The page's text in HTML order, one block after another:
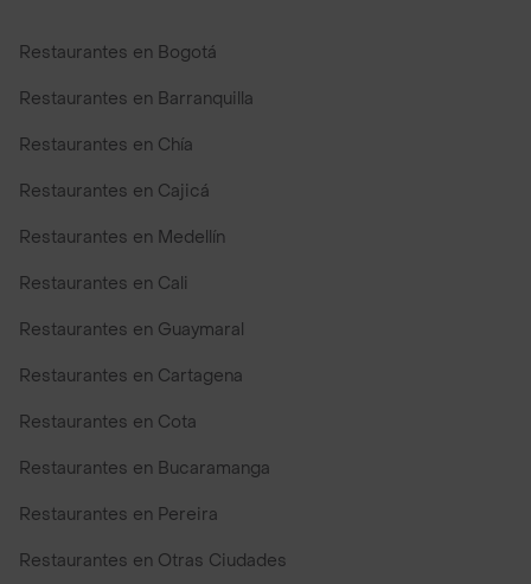
Restaurantes en Bogotá
Restaurantes en Barranquilla
Restaurantes en Chía
Restaurantes en Cajicá
Restaurantes en Medellín
Restaurantes en Cali
Restaurantes en Guaymaral
Restaurantes en Cartagena
Restaurantes en Cota
Restaurantes en Bucaramanga
Restaurantes en Pereira
Restaurantes en Otras Ciudades